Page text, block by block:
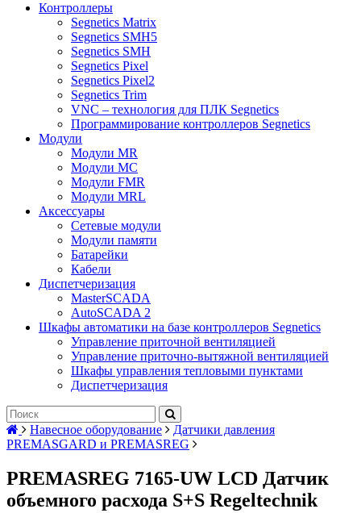
Контроллеры
Segnetics Matrix
Segnetics SMH5
Segnetics SMH
Segnetics Pixel
Segnetics Pixel2
Segnetics Trim
VNC – технология для ПЛК Segnetics
Программирование контроллеров Segnetics
Модули
Модули MR
Модули MC
Модули FMR
Модули MRL
Аксеcсуары
Сетевые модули
Модули памяти
Батарейки
Кабели
Диспетчеризация
MasterSCADA
AutoSCADA 2
Шкафы автоматики на базе контроллеров Segnetics
Управление приточной вентиляцией
Управление приточно-вытяжной вентиляцией
Шкафы управления тепловыми пунктами
Диспетчеризация
Навесное оборудование
Датчики давления
PREMASGARD и PREMASREG
PREMASREG 7165-UW LCD Датчик
объемного расхода S+S Regeltechnik